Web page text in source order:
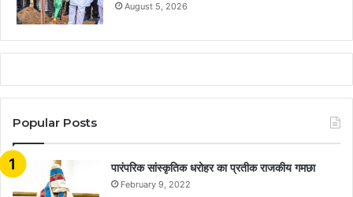
August 5, 2026
Popular Posts
​​​​​​​पारंपरिक सांस्कृतिक धरोहर का प्रतीक राजकीय गमछा
February 9, 2022